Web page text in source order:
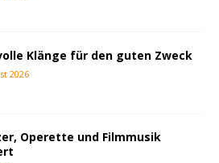
Klänge für den guten Zweck
2026
Operette und Filmmusik